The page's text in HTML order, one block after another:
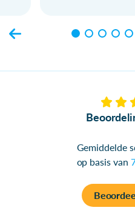
Gemiddelde
op basis van